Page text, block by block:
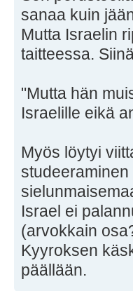
sanaa kuin
Mutta Israelin
taitteessa.
"Mutta hän
Israelille eikä
Myös löytyi
Israel ei
(arvokkain
Kyyroksen
päällään.